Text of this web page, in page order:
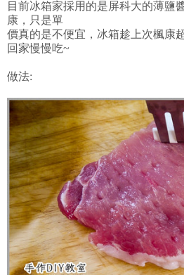
目前冰箱家採用的是屏科大的薄鹽
康，只是單
價真的是不便宜，冰箱趁上次楓康
回家慢慢吃~
做法: